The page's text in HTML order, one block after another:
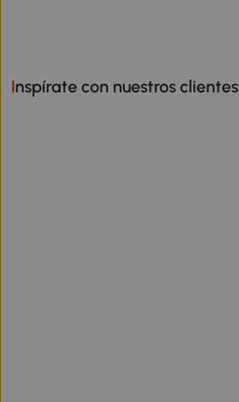
Inspírate con nuestros clientes